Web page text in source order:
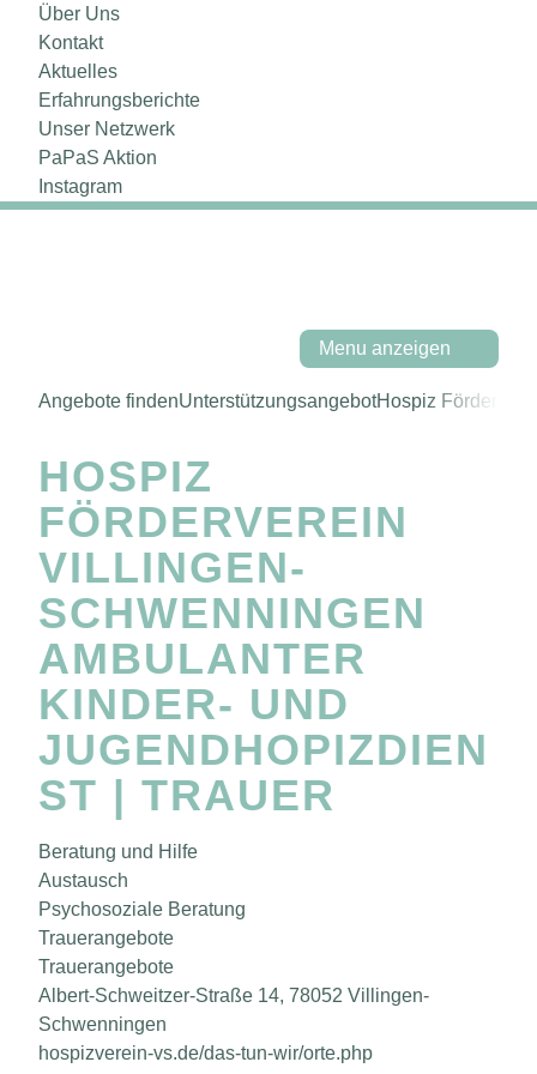
Über Uns
Kontakt
Aktuelles
Erfahrungsberichte
Unser Netzwerk
PaPaS Aktion
Instagram
Menu anzeigen
Angebote findenUnterstützungsangebotHospiz
HOSPIZ
FÖRDERVEREIN
VILLINGEN-
SCHWENNINGEN
AMBULANTER
KINDER- UND
JUGENDHOPIZDIEN
ST | TRAUER
Beratung und Hilfe
Austausch
Psychosoziale Beratung
Trauerangebote
Trauerangebote
Albert-Schweitzer-Straße 14, 78052 Villingen-
Schwenningen
hospizverein-vs.de/das-tun-wir/orte.php